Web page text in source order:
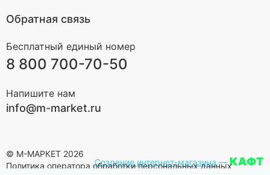
Обратная связь
Бесплатный единый номер
8 800 700-70-50
Напишите нам
info@m-market.ru
© М-МАРКЕТ 2026
Политика оператора обработки персональных данных
Создание интернет-магазина—КАФТ